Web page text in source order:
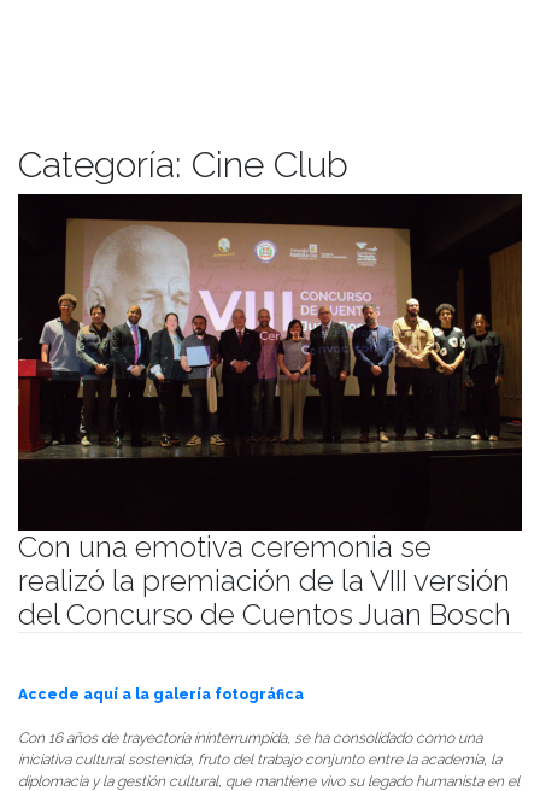
Categoría: Cine Club
Con una emotiva ceremonia se
realizó la premiación de la VIII versión
del Concurso de Cuentos Juan Bosch
Accede aquí a la galería fotográfica
Con 16 años de trayectoria ininterrumpida, se ha consolidado como una
iniciativa cultural sostenida, fruto del trabajo conjunto entre la academia, la
diplomacia y la gestión cultural, que mantiene vivo su legado humanista en el